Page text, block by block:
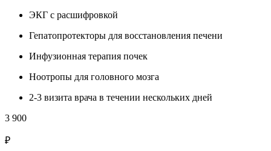
ЭКГ с расшифровкой
Гепатопротекторы для восстановления печени
Инфузионная терапия почек
Ноотропы для головного мозга
2-3 визита врача в течении нескольких дней
3 900
₽